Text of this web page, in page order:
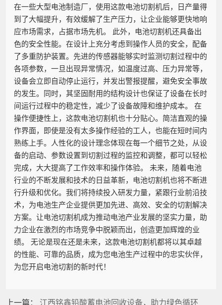
在一些大型电池制造厂，使用这款电池切割机后，日产量得
到了大幅提升，有效缓解了生产压力，让企业能够更快地响
应市场需求，占据市场先机。 此外，电池切割机还具备出
色的安全性能。在设计上充分考虑到操作人员的安全，配备
了多重防护装置。先进的传感器能够实时监测切割过程中的
各项参数，一旦出现异常情况，如温度过高、压力异常等，
设备会立即自动停止运行，并发出警报提醒，避免安全事故
的发生。同时，其坚固耐用的结构设计也保证了设备在长时
间运行过程中的稳定性，减少了设备故障和维护成本。 在
操作便捷性上，这款电池切割机也十分贴心。简洁直观的操
作界面，即使是没有太多操作经验的工人，也能在短时间内
熟练上手。人性化的设计理念体现在每一个细节之处，从设
备的启动、参数设置到切割过程的监控和调整，都可以轻松
完成，大大提高了工作效率和操作体验。 未来，随着电池
行业的不断发展和技术的日益革新，电池切割机也将不断进
行升级和优化。我们将持续投入研发力量，紧跟行业前沿技
术，为电池生产企业提供更加先进、高效、安全的切割解决
方案。让电池切割机成为推动电池产业发展的坚实力量，助
力企业在激烈的市场竞争中脱颖而出，创造更加辉煌的业
绩。 无论是现在还是未来，这款电池切割机都将以其卓越
的性能、可靠的品质，成为您电池生产过程中的忠实伙伴，
为您开启电池切割的新时代！
上一篇： 江西铭鑫铅酸蓄电池回收设备，助力绿色循环